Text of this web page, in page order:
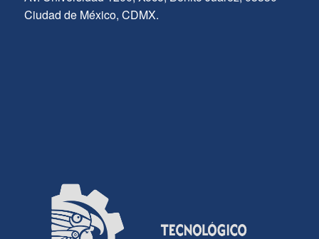
Ciudad de México, CDMX.